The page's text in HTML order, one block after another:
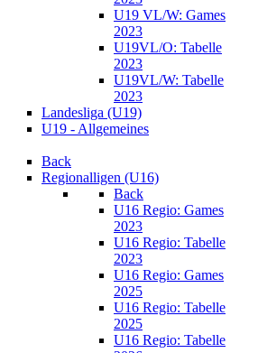
U19 VL/W: Games
2023
U19VL/O: Tabelle
2023
U19VL/W: Tabelle
2023
Landesliga (U19)
U19 - Allgemeines
Back
Regionalligen (U16)
Back
U16 Regio: Games
2023
U16 Regio: Tabelle
2023
U16 Regio: Games
2025
U16 Regio: Tabelle
2025
U16 Regio: Tabelle